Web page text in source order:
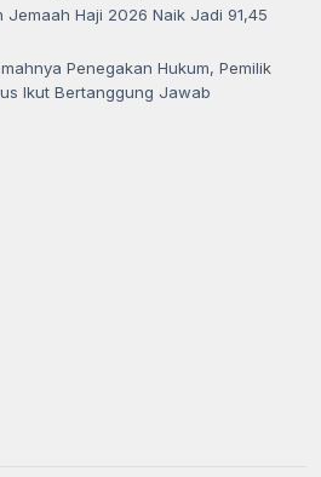
Jemaah Haji 2026 Naik Jadi 91,45
Penegakan Hukum, Pemilik
Ikut Bertanggung Jawab